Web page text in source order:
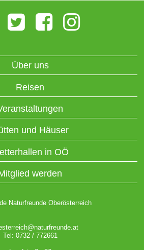
Über uns
Reisen
und Häuser
in OÖ
werden
Naturfreunde Oberösterreich
Tel: 0732 / 772661